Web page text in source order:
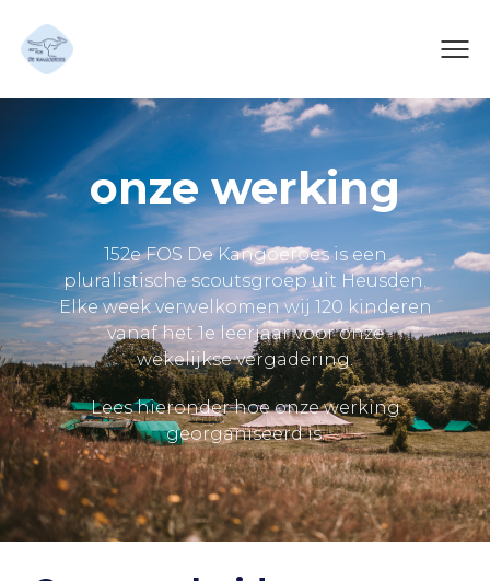
onze werking
152e FOS De Kangoeroes is een
pluralistische scoutsgroep uit Heusden.
Elke week verwelkomen wij 120 kinderen
vanaf het 1e leerjaar voor onze
wekelijkse vergadering.
Lees hieronder hoe onze werking
georganiseerd is.